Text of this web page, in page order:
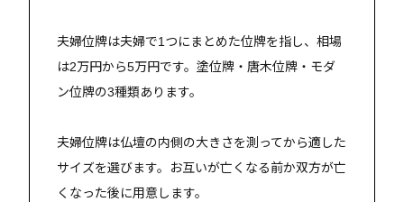
夫婦位牌は夫婦で1つにまとめた位牌を指し、相場
は2万円から5万円です。塗位牌・唐木位牌・モダ
ン位牌の3種類あります。
夫婦位牌は仏壇の内側の大きさを測ってから適した
サイズを選びます。お互いが亡くなる前か双方が亡
くなった後に用意します。